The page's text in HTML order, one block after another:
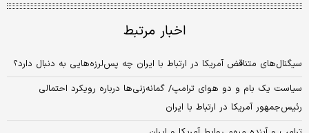
اخبار مرتبط
سیگنال‌های متناقض آمریکا در ارتباط با ایران چه پس‌لرزه‌هایی به دنبال دارد؟
سیاست یک بام و دو هوای ترامپ/ گمانه‌زنی‌ها درباره رویکرد احتمالی
رئیس‌جمهور آمریکا در ارتباط با ایران